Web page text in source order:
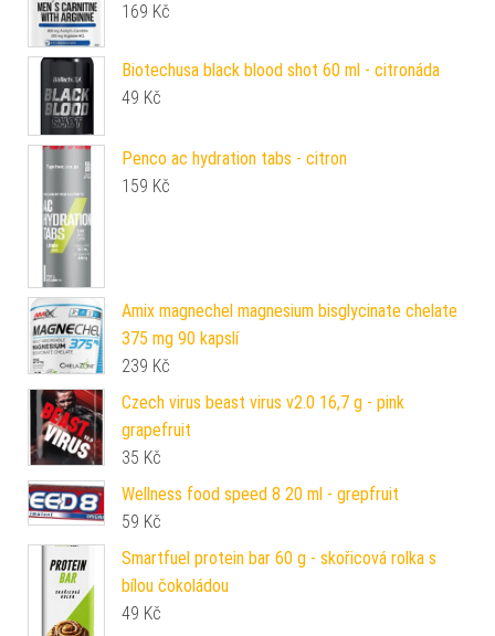
169 Kč
Biotechusa black blood shot 60 ml - citronáda
49 Kč
Penco ac hydration tabs - citron
159 Kč
Amix magnechel magnesium bisglycinate chelate
375 mg 90 kapslí
239 Kč
Czech virus beast virus v2.0 16,7 g - pink
grapefruit
35 Kč
Wellness food speed 8 20 ml - grepfruit
59 Kč
Smartfuel protein bar 60 g - skořicová rolka s
bílou čokoládou
49 Kč